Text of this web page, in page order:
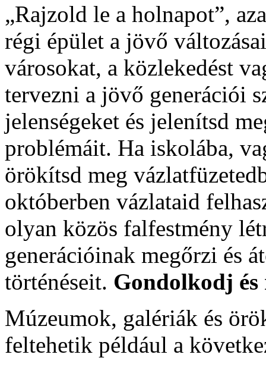
„Rajzold le a holnapot”,
régi épület a jövő
városokat, a közlekedést
tervezni a jövő generációi
jelenségeket és jelenítsd
problémáit. Ha iskolába,
örökítsd meg
októberben vázlataid
olyan közös falfestmény
generációinak megőrzi és
történéseit. Gondolkodj
Múzeumok, galériák és
feltehetik például a